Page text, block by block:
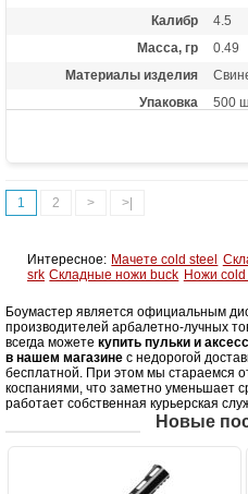
Калибр
4.5
Масса, гр
0.49
Материалы изделия
Упаковка
500
1 2 > >|
Интересное: Мачете cold steel
srk Складные ножи buck Ножи cold
Боумастер является официальным
производителей арбалетно-лучных
всегда можете купить пульки и
в нашем магазине с недорогой
бесплатной. При этом мы стараемся
коспаниями, что заметно уменьшает
работает собственная курьерская
Новые